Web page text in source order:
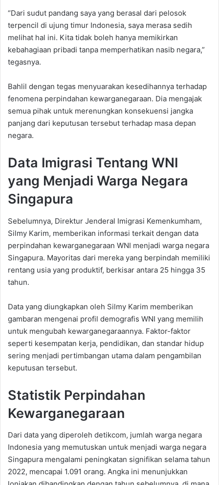
“Dari sudut pandang saya yang berasal dari pelosok
terpencil di ujung timur Indonesia, saya merasa sedih
melihat hal ini. Kita tidak boleh hanya memikirkan
kebahagiaan pribadi tanpa memperhatikan nasib negara,”
tegasnya.
Bahlil dengan tegas menyuarakan kesedihannya terhadap
fenomena perpindahan kewarganegaraan. Dia mengajak
semua pihak untuk merenungkan konsekuensi jangka
panjang dari keputusan tersebut terhadap masa depan
negara.
Data Imigrasi Tentang WNI
yang Menjadi Warga Negara
Singapura
Sebelumnya, Direktur Jenderal Imigrasi Kemenkumham,
Silmy Karim, memberikan informasi terkait dengan data
perpindahan kewarganegaraan WNI menjadi warga negara
Singapura. Mayoritas dari mereka yang berpindah memiliki
rentang usia yang produktif, berkisar antara 25 hingga 35
tahun.
Data yang diungkapkan oleh Silmy Karim memberikan
gambaran mengenai profil demografis WNI yang memilih
untuk mengubah kewarganegaraannya. Faktor-faktor
seperti kesempatan kerja, pendidikan, dan standar hidup
sering menjadi pertimbangan utama dalam pengambilan
keputusan tersebut.
Statistik Perpindahan
Kewarganegaraan
Dari data yang diperoleh detikcom, jumlah warga negara
Indonesia yang memutuskan untuk menjadi warga negara
Singapura mengalami peningkatan signifikan selama tahun
2022, mencapai 1.091 orang. Angka ini menunjukkan